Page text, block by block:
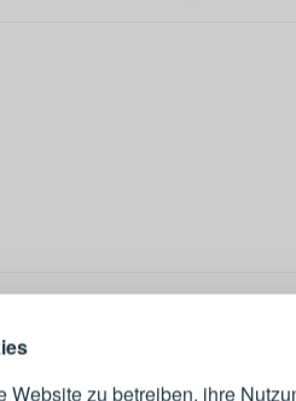
zu betreiben, ihre